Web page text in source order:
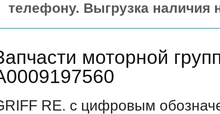
телефону. Выгрузка наличия
моторной
RE. с цифровым